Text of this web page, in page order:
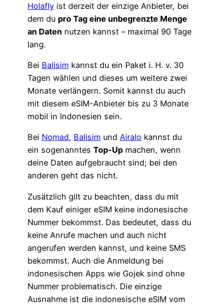
Holafly ist derzeit der einzige Anbieter, bei
dem du pro Tag eine unbegrenzte Menge
an Daten nutzen kannst – maximal 90 Tage
lang.
Bei Balisim kannst du ein Paket i. H. v. 30
Tagen wählen und dieses um weitere zwei
Monate verlängern. Somit kannst du auch
mit diesem eSIM-Anbieter bis zu 3 Monate
mobil in Indonesien sein.
Bei Nomad, Balisim und Airalo kannst du
ein sogenanntes Top-Up machen, wenn
deine Daten aufgebraucht sind; bei den
anderen geht das nicht.
Zusätzlich gilt zu beachten, dass du mit
dem Kauf einiger eSIM keine indonesische
Nummer bekommst. Das bedeutet, dass du
keine Anrufe machen und auch nicht
angerufen werden kannst, und keine SMS
bekommst. Auch die Anmeldung bei
indonesischen Apps wie Gojek sind ohne
Nummer problematisch. Die einzige
Ausnahme ist die indonesische eSIM vom